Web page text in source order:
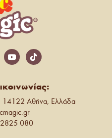
14122 Αθήνα, Ελλάδα
080